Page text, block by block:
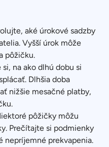
aké úrokové sadzby
Vyšší úrok môže
pôžičku.
na ako dlhú dobu si
Dlhšia doba
nižšie mesačné platby,
pôžičky môžu
Prečítajte si podmienky
nepríjemné prekvapenia.